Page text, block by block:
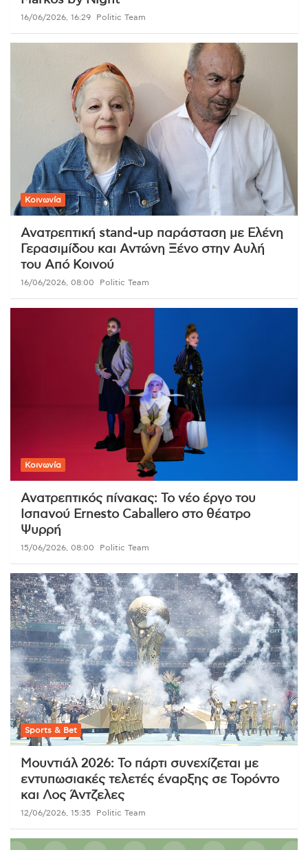
16/06/2026, 16:29 Politic Team
Κοινωνία
Ανατρεπτική stand-up παράσταση με Ελένη
Γερασιμίδου και Αντώνη Ξένο στην Αυλή
του Από Κοινού
16/06/2026, 08:00 Politic Team
Κοινωνία
Ανατρεπτικός πίνακας: Το νέο έργο του
Ισπανού Ernesto Caballero στο θέατρο
Ψυρρή
15/06/2026, 08:00 Politic Team
Sports & Bet
Μουντιάλ 2026: Το πάρτι συνεχίζεται με
εντυπωσιακές τελετές έναρξης σε Τορόντο
και Λος Άντζελες
12/06/2026, 15:35 Politic Team